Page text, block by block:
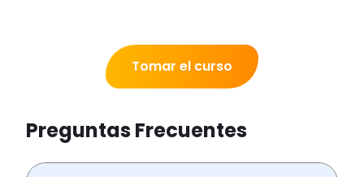
Tomar el curso
Preguntas Frecuentes